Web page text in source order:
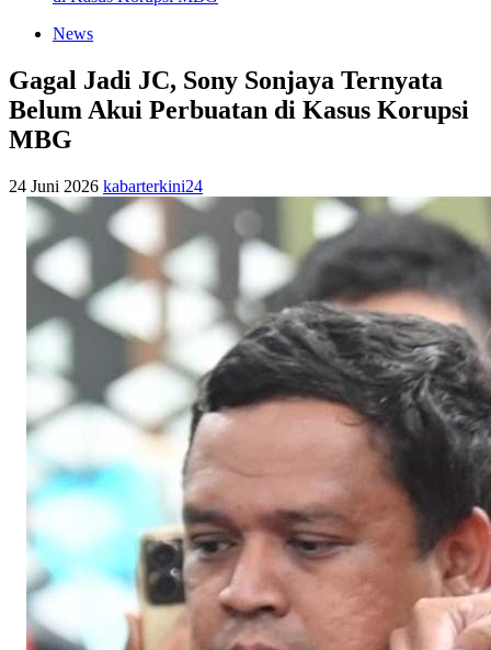
News
Gagal Jadi JC, Sony Sonjaya Ternyata
Belum Akui Perbuatan di Kasus Korupsi
MBG
24 Juni 2026 kabarterkini24